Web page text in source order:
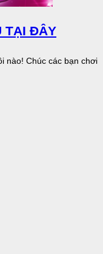
TẠI ĐÂY
nào! Chúc các bạn chơi